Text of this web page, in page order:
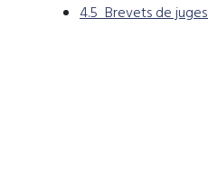
4.5 Brevets de